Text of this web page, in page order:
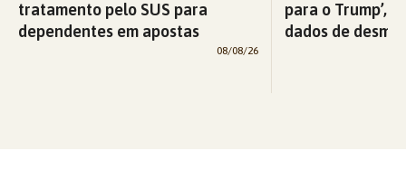
tratamento pelo SUS para
dependentes em apostas
08/08/26
para o Trump’,
dados de